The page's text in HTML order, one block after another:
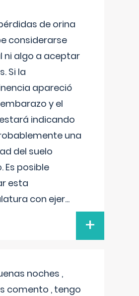
de orina
considerarse
ni algo a aceptar
Si la
apareció
y el
indicando
una
del suelo
Es posible
esta
con ejer...
+
noches ,
comento , tengo